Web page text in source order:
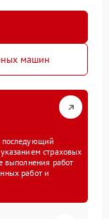
машин
последующий
страховых
выполнения работ
работ и